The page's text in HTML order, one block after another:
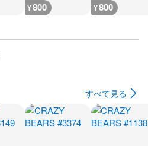
¥800 ¥800
すべて見る